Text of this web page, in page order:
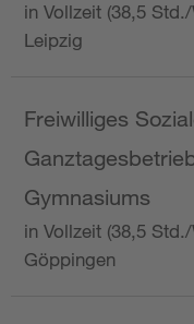
in Vollzeit (38,5
Leipzig
Freiwilliges
Gymnasiums
in Vollzeit (38,5
Göppingen